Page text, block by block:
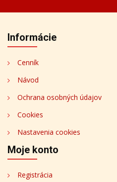
Informácie
Cenník
Návod
Ochrana osobných údajov
Cookies
Nastavenia cookies
Moje konto
Registrácia